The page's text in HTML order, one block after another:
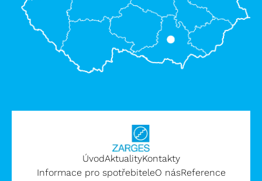
ÚvodAktualityKontakty
Informace pro spotřebiteleO násReference